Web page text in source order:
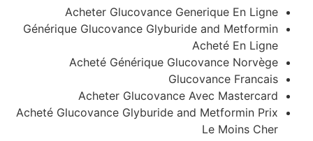
Acheter Glucovance Generique En Ligne
Générique Glucovance Glyburide and Metformin
Acheté En Ligne
Acheté Générique Glucovance Norvège
Glucovance Francais
Acheter Glucovance Avec Mastercard
Acheté Glucovance Glyburide and Metformin Prix
Le Moins Cher